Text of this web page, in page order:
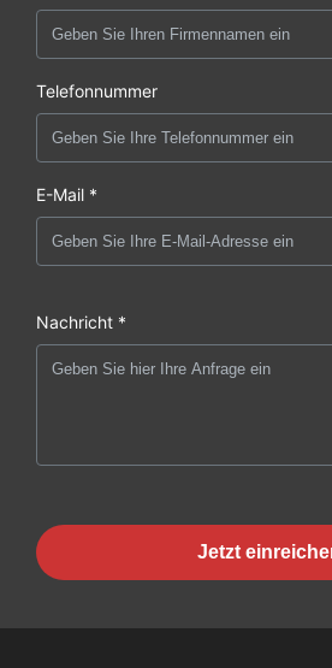
Telefonnummer
E-Mail *
Nachricht *
Jetzt